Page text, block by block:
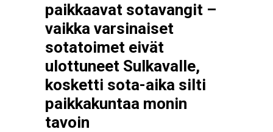
paikkaavat sotavangit –
vaikka varsinaiset
sotatoimet eivät
ulottuneet Sulkavalle,
kosketti sota-aika silti
paikkakuntaa monin
tavoin